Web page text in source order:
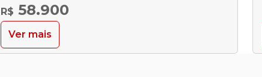
R$ 58.900
Ver mais